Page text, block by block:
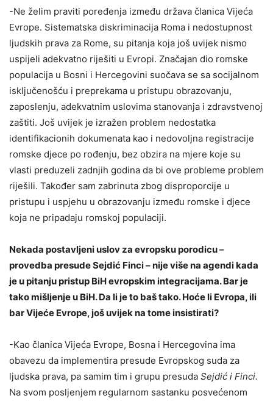
-Ne želim praviti poređenja između država članica Vijeća
Evrope. Sistematska diskriminacija Roma i nedostupnost
ljudskih prava za Rome, su pitanja koja još uvijek nismo
uspijeli adekvatno riješiti u Evropi. Značajan dio romske
populacija u Bosni i Hercegovini suočava se sa socijalnom
isključenošću i preprekama u pristupu obrazovanju,
zaposlenju, adekvatnim uslovima stanovanja i zdravstvenoj
zaštiti. Još uvijek je izražen problem nedostatka
identifikacionih dokumenata kao i nedovoljna registracije
romske djece po rođenju, bez obzira na mjere koje su
vlasti preduzeli zadnjih godina da bi ove probleme problem
riješili. Također sam zabrinuta zbog disproporcije u
pristupu i uspjehu u obrazovanju između romske i djece
koja ne pripadaju romskoj populaciji.
Nekada postavljeni uslov za evropsku porodicu –
provedba presude Sejdić Finci – nije više na agendi kada
je u pitanju pristup BiH evropskim integracijama. Bar je
tako mišljenje u BiH. Da li je to baš tako. Hoće li Evropa, ili
bar Vijeće Evrope, još uvijek na tome insistirati?
-Kao članica Vijeća Evrope, Bosna i Hercegovina ima
obavezu da implementira presude Evropskog suda za
ljudska prava, pa samim tim i grupu presuda Sejdić i Finci.
Na svom posljenjem regularnom sastanku posvećenom